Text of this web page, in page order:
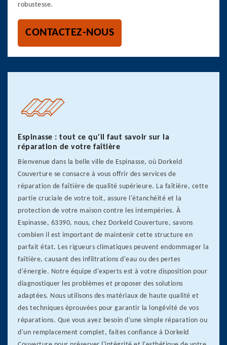
robustesse.
CONTACTEZ-NOUS
Espinasse : tout ce qu'il faut savoir sur la
réparation de votre faîtière
Bienvenue dans la belle ville de Espinasse, où Dorkeld
Couverture se consacre à vous offrir des services de
réparation de faîtière de qualité supérieure. La faîtière, cette
partie cruciale de votre toit, assure l'étanchéité et la
protection de votre maison contre les intempéries. À
Espinasse, 63390, nous, chez Dorkeld Couverture, savons
combien il est important de maintenir cette structure en
parfait état. Les rigueurs climatiques peuvent endommager la
faîtière, causant des infiltrations d'eau ou des pertes
d'énergie. Notre équipe d'experts est à votre disposition pour
diagnostiquer les problèmes et proposer des solutions
adaptées. Nous utilisons des matériaux de haute qualité et
des techniques éprouvées pour garantir la longévité de vos
réparations. Que vous ayez besoin d'une simple réparation ou
d'un remplacement complet, faites confiance à Dorkeld